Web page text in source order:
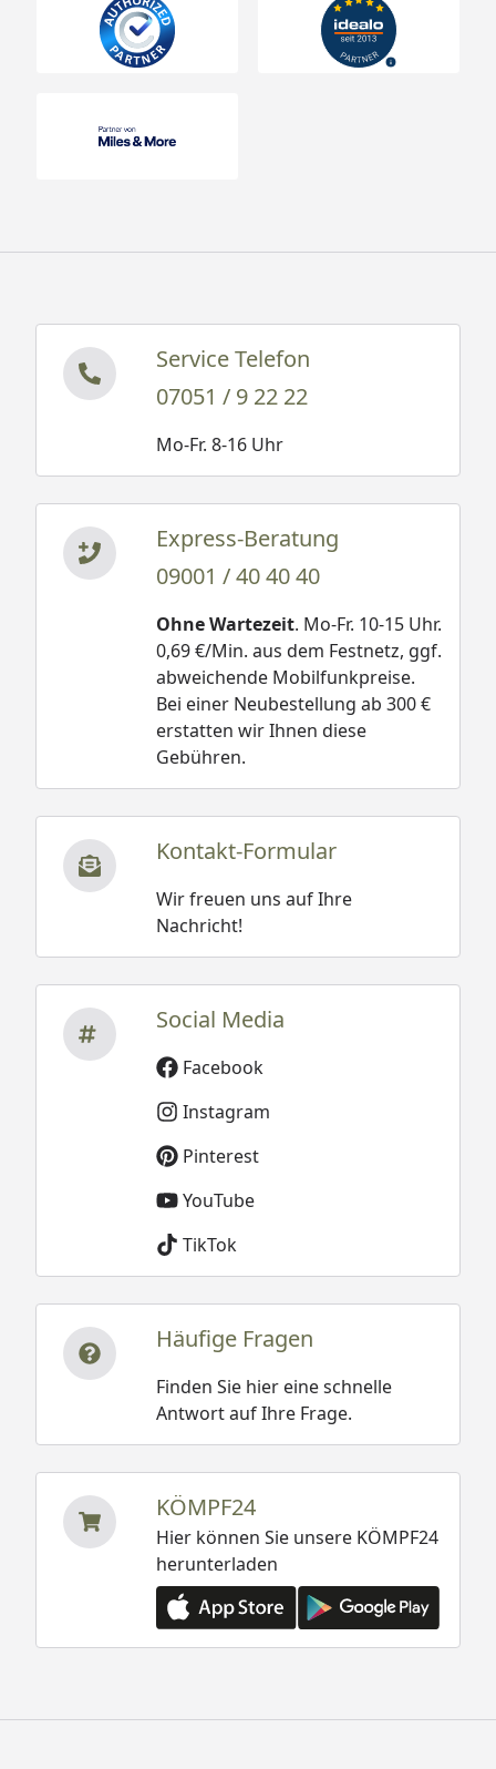
Service Telefon
07051 / 9 22 22
Mo-Fr. 8-16 Uhr
Express-Beratung
09001 / 40 40 40
Ohne Wartezeit. Mo-Fr. 10-15 Uhr.
0,69 €/Min. aus dem Festnetz, ggf.
abweichende Mobilfunkpreise.
Bei einer Neubestellung ab 300 €
erstatten wir Ihnen diese
Gebühren.
Kontakt-Formular
Wir freuen uns auf Ihre
Nachricht!
Social Media
Facebook
Instagram
Pinterest
YouTube
TikTok
Häufige Fragen
Finden Sie hier eine schnelle
Antwort auf Ihre Frage.
KÖMPF24
Hier können Sie unsere KÖMPF24
herunterladen